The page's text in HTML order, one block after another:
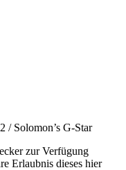
2 / Solomon’s G-Star
zur Verfügung
Erlaubnis dieses hier